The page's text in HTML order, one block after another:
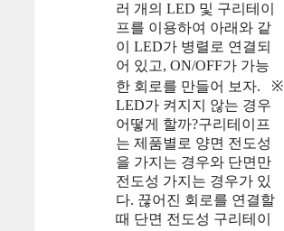
러 개의 LED 및 구리테이
프를 이용하여 아래와 같
이 LED가 병렬로 연결되
어 있고, ON/OFF가 가능
한 회로를 만들어 보자.
※
LED가 켜지지 않는 경우
어떻게 할까?구리테이프
는 제품별로 양면 전도성
을 가지는 경우와 단면만
전도성 가지는 경우가 있
다. 끊어진 회로를 연결할
때 단면 전도성 구리테이